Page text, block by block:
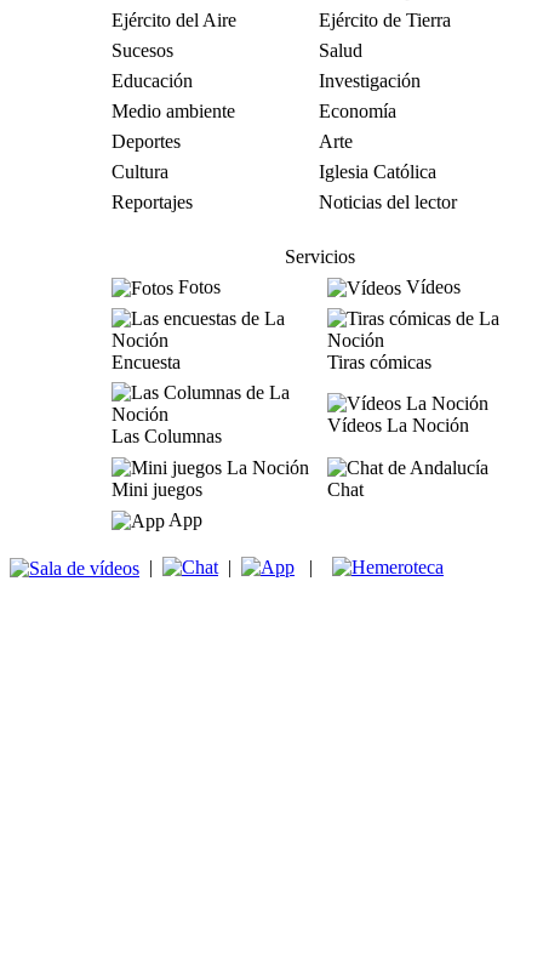
Ejército del Aire
Ejército de Tierra
Sucesos
Salud
Educación
Investigación
Medio ambiente
Economía
Deportes
Arte
Cultura
Iglesia Católica
Reportajes
Noticias del lector
Servicios
Fotos
Vídeos
Encuesta Tiras cómicas
Las Columnas
Vídeos La Noción
Mini juegos
Chat
App
| | |